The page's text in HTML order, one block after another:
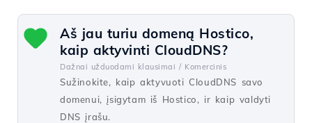
Aš jau turiu domeną Hostico,
kaip aktyvinti CloudDNS?
Dažnai užduodami klausimai / Komercinis
Sužinokite, kaip aktyvuoti CloudDNS savo
domenui, įsigytam iš Hostico, ir kaip valdyti
DNS įrašu.